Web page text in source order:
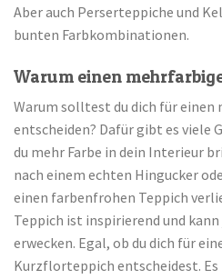
Aber auch Perserteppiche und
bunten Farbkombinationen.
Warum einen
Warum solltest du dich für einen
entscheiden? Dafür gibt es viele
du mehr Farbe in dein Interieur
nach einem echten Hingucker
einen farbenfrohen Teppich
Teppich ist inspirierend und
erwecken. Egal, ob du dich für
Kurzflorteppich entscheidest. Es